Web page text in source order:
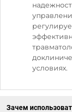
условиях.
Зачем